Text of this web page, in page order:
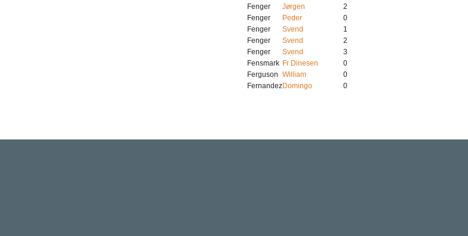
Fenger
Jørgen
2
Fenger
Peder
0
Fenger
Svend
1
Fenger
Svend
2
Fenger
Svend
3
Fensmark Fr Dinesen
0
Ferguson William
0
FernandezDomingo 0